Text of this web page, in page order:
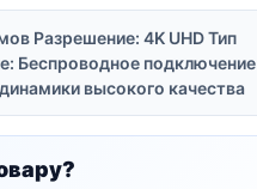
Разрешение: 4K UHD Тип
Беспроводное подключение
высокого качества